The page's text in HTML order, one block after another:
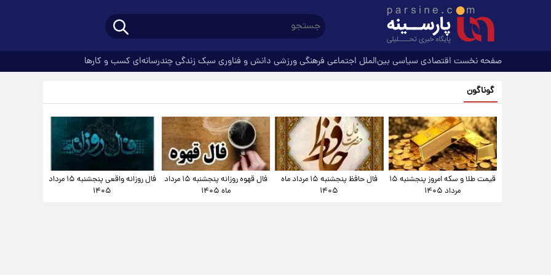
صفحه نخست اقتصادی سیاسی بین‌الملل اجتماعی فرهنگیورزشی دانش و فناوری سبک زندگیچندرسانه‌ای کسب و کارها
گوناگون
قیمت طلا و سکه امروز پنجشنبه ۱۵
مرداد ۱۴۰۵
فال حافظ پنجشنبه ۱۵ مرداد ماه
۱۴۰۵
فال قهوه روزانه پنجشنبه ۱۵ مرداد
ماه ۱۴۰۵
فال روزانه واقعی پنجشنبه ۱۵ مرداد
۱۴۰۵